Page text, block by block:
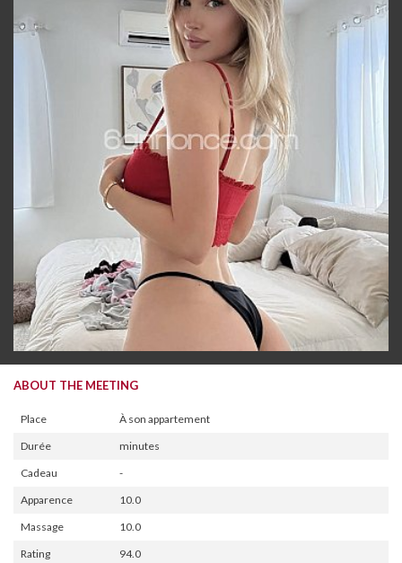
ABOUT THE MEETING
Place
À son appartement
Durée
minutes
Cadeau
-
Apparence
10.0
Massage
10.0
Rating
94.0